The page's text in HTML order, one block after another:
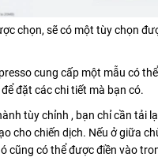
chọn, sẽ có một tùy chọn
cung cấp một mẫu có
đặt các chi tiết mà bạn có.
tùy chỉnh , bạn chỉ cần tải
cho chiến dịch. Nếu ở giữa
cũng có thể được điền vào